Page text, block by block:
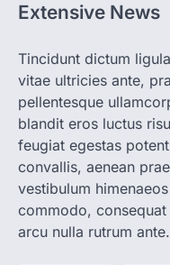
जिसे
2
CG:
Extensive News
Tincidunt dictum
vitae ultricies ante,
pellentesque
blandit eros luctus
feugiat egestas
convallis, aenean
vestibulum
commodo,
arcu nulla rutrum ante.